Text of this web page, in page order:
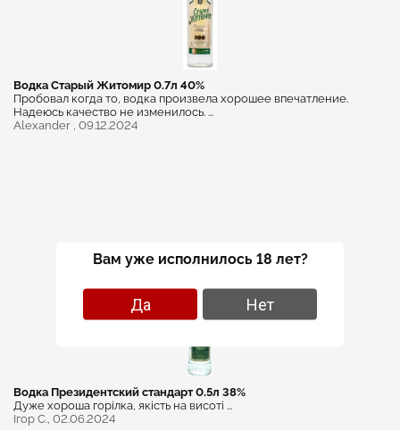
Водка Старый Житомир 0.7л 40%
Пробовал когда то, водка произвела хорошее впечатление.
Надеюсь качество не изменилось. ...
Alexander , 09.12.2024
Водка Президентский стандарт 0.5л 38%
Дуже хороша горілка, якість на висоті ...
Ігор С., 02.06.2024
Вам уже исполнилось 18 лет?
Да Нет